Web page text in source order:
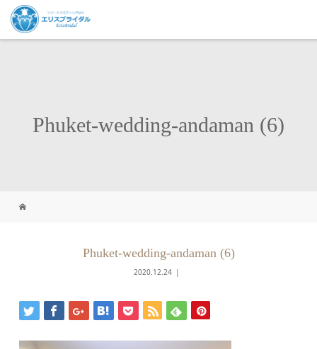
Phuket-wedding-andaman (6)
Phuket-wedding-andaman (6)
2020.12.24